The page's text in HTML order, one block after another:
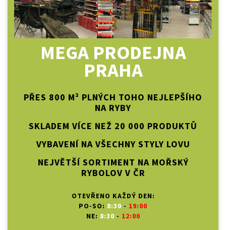
MEGA PRODEJNA
PRAHA
PŘES 800 M² PLNÝCH TOHO NEJLEPŠÍHO
NA RYBY
SKLADEM VÍCE NEŽ 20 000 PRODUKTŮ
VYBAVENÍ NA VŠECHNY STYLY LOVU
NEJVĚTŠÍ SORTIMENT NA MOŘSKÝ
RYBOLOV V ČR
OTEVŘENO KAŽDÝ DEN:
PO-SO: 8:30 - 19:00
NE: 8:30 - 12:00